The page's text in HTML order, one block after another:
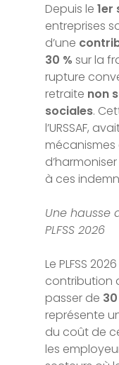
Depuis le 1er
entreprises
d’une
30 % sur la
rupture
retraite non
sociales.
l’URSSAF,
mécanismes
à ces
Une hausse
PLFSS 2026
Le PLFSS
contribution
passer de
représente
du coût de
les